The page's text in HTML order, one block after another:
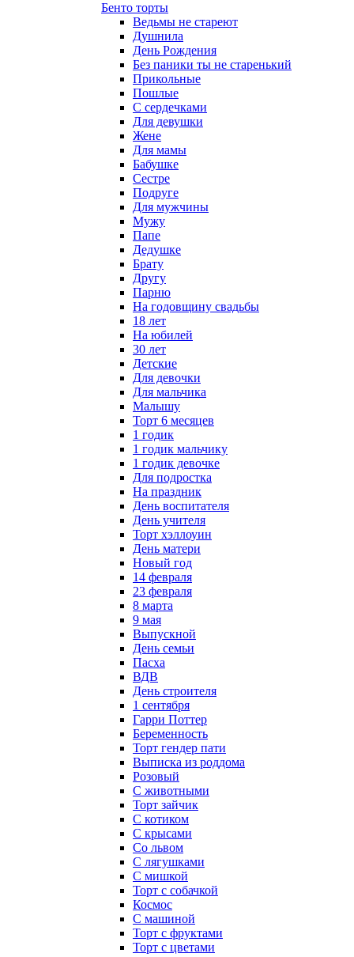
Бенто торты
Ведьмы не стареют
Душнила
День Рождения
Без паники ты не старенький
Прикольные
Пошлые
С сердечками
Для девушки
Жене
Для мамы
Бабушке
Сестре
Подруге
Для мужчины
Мужу
Папе
Дедушке
Брату
Другу
Парню
На годовщину свадьбы
18 лет
На юбилей
30 лет
Детские
Для девочки
Для мальчика
Малышу
Торт 6 месяцев
1 годик
1 годик мальчику
1 годик девочке
Для подростка
На праздник
День воспитателя
День учителя
Торт хэллоуин
День матери
Новый год
14 февраля
23 февраля
8 марта
9 мая
Выпускной
День семьи
Пасха
ВДВ
День строителя
1 сентября
Гарри Поттер
Беременность
Торт гендер пати
Выписка из роддома
Розовый
С животными
Торт зайчик
С котиком
С крысами
Со львом
С лягушками
С мишкой
Торт с собачкой
Космос
С машиной
Торт с фруктами
Торт с цветами